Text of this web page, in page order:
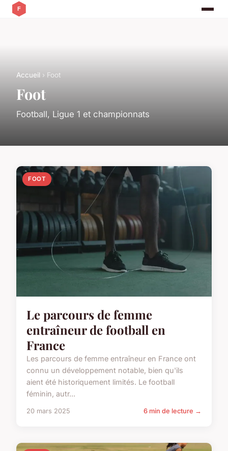
Accueil › Foot
Foot
Football, Ligue 1 et championnats
FOOT
Le parcours de femme
entraîneur de football en
France
Les parcours de femme entraîneur en France ont
connu un développement notable, bien qu'ils
aient été historiquement limités. Le football
féminin, autr...
20 mars 2025 6 min de lecture →